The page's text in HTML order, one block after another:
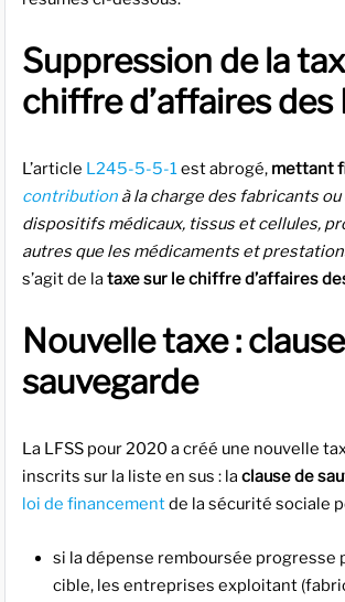
Suppression de la
chiffre d’affaires des
L’article L245-5-5-1est abrogé, mettant
contributionà la charge des fabricants
dispositifs médicaux, tissus et cellules,
autres que les médicaments et
s’agit de la taxe sur le chiffre d’affaires
Nouvelle taxe :
sauvegarde
La LFSS pour 2020 a créé une nouvelle
inscrits sur la liste en sus : la clause de
loi de financementde la sécurité sociale
si la dépense remboursée progresse
cible, les entreprises exploitant